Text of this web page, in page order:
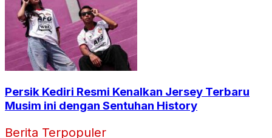
Persik Kediri Resmi Kenalkan Jersey Terbaru
Musim ini dengan Sentuhan History
Berita Terpopuler